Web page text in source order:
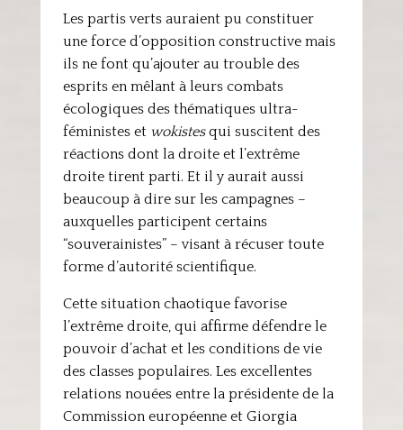
Les partis verts auraient pu constituer
une force d’opposition constructive mais
ils ne font qu’ajouter au trouble des
esprits en mêlant à leurs combats
écologiques des thématiques ultra-
féministes et wokistesqui suscitent des
réactions dont la droite et l’extrême
droite tirent parti. Et il y aurait aussi
beaucoup à dire sur les campagnes –
auxquelles participent certains
“souverainistes” – visant à récuser toute
forme d’autorité scientifique.
Cette situation chaotique favorise
l’extrême droite, qui affirme défendre le
pouvoir d’achat et les conditions de vie
des classes populaires. Les excellentes
relations nouées entre la présidente de la
Commission européenne et Giorgia